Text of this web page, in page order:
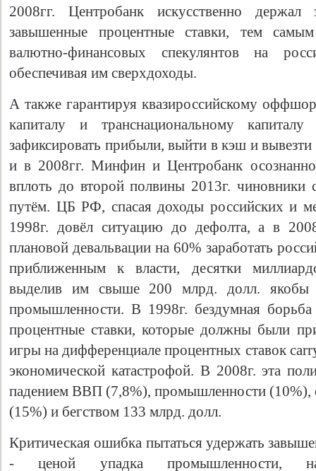
2008гг. Центробанк искусственно
завышенные процентные ставки, тем
валютно-финансовых спекулянтов на
обеспечивая им сверхдоходы.
А также гарантируя квазироссийскому
капиталу и транснациональному капиталу
зафиксировать прибыли, выйти в кэш и
и в 2008гг. Минфин и Центробанк
вплоть до второй полвины 2013г. чиновники
путём. ЦБ РФ, спасая доходы российских и
1998г. довёл ситуацию до дефолта, а в
плановой девальвации на 60% заработать
приближенным к власти, десятки
выделив им свыше 200 млрд. долл. якобы
промышленности. В 1998г. бездумная
процентные ставки, которые должны были
игры на дифференциале процентных ставок
экономической катастрофой. В 2008г. эта
падением ВВП (7,8%), промышленности (10%),
(15%) и бегством 133 млрд. долл.
Критическая ошибка пытаться удержать
- ценой упадка промышленности,